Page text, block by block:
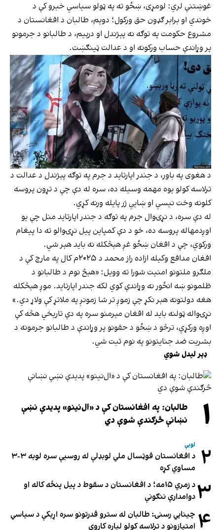
غوښتنې لري: لومړی، ښځو ته په ټولو سیاسي خبرو کې د
خوندي او برابر ګډون حق ورکول؛ دویم، طالبان د افغانستان د
مشروع حکومت په توګه نه پېژندل او درېیم، د طالبانو د جرمونو
پر وړاندې حساب ورکونه او د عدالت ټینګښت.
د هغوی په باور، د جندر اپارتاید د جرم په توګه پېژندل د عدالت د
ترلاسه کولو یوه مهمه وسیله ده، سره له دې چې د تړون پروسه
کلونه وخت نیسي او ښايي ژر پایله ورنه کړي.
له دې سره، د نړۍوال جرم په توګه د جندر اپارتاید منل چې یو
اوږدمهاله پروسه ده، خو د دې کمپاین پیل نړۍوالو ته دا پیغام
ورکوي، چې د افغان ښځو غږ هېڅکله نه باید هېر شي.
افغان مدافع وکیله ازاد‌ه راز محمد د ۲۰۲۵م کال په مارچ کې د
ملګرو ملتونو امنیت شورا ته وویل: «هېڅ نوم د طالبانو د
ظلمونو ښه انځور نه وړاندې کوي لکه جندر اپارتاید. موږ هېڅکله
هغه دولتونه هېر نکړ چې زموږ تر شا زمونږ په ملاتړ کې ولاړ دي.»
نړۍواله ټولنه باید له افغان مېرمنو سره په دې تاریخي هڅه کې
اوږه ورکړي، ترڅو د ښځو د حقونو پر وړاندې د طالبانو جرمونه د
بشریت ضد جنایتونو په نوم ثبت شي.
ډېر لیدل شوي
۱
طالبان: په افغانستان کې د «ال‌نینو» پدیدې نښې
نښانې څرګندې شوې دي
۲ لوبې
د افغانستان فوټسال ملي لوبډلې له روسیې سره لوبه ۳-۳
مساوي کړه
۳
د زمري ۱۵مه؛ د افغانستان د سقوط د پیل پنځه کاله او
دوامدارې ننګونې
۴ چینایي رسنۍ: طالبان له سترو قدرتونو سره اړیکې د سیاسي
امتیازونو د ترلاسه کولو لپاره کاروي